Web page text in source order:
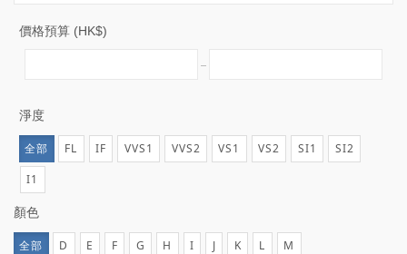
價格預算 (HK$)
淨度
全部 FL IF VVS1 VVS2 VS1 VS2 SI1
SI2
I1
顏色
全部 D E F G H I J K L M